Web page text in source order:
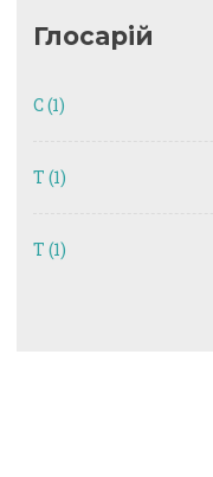
Глосарій
C(1)
T (1)
Т (1)